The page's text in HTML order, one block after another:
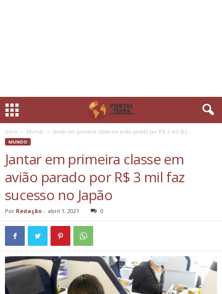
Início Mundo Jantar em primeira classe em avião parado por R$ 3 mil faz...
MUNDO
Jantar em primeira classe em
avião parado por R$ 3 mil faz
sucesso no Japão
Por Redação - abril 1, 2021 0